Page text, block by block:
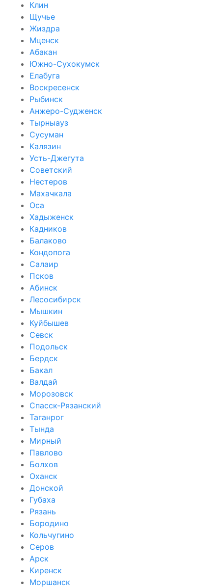
Клин
Щучье
Жиздра
Мценск
Абакан
Южно-Сухокумск
Елабуга
Воскресенск
Рыбинск
Анжеро-Судженск
Тырныауз
Сусуман
Калязин
Усть-Джегута
Советский
Нестеров
Махачкала
Оса
Хадыженск
Кадников
Балаково
Кондопога
Салаир
Псков
Абинск
Лесосибирск
Мышкин
Куйбышев
Севск
Подольск
Бердск
Бакал
Валдай
Морозовск
Спасск-Рязанский
Таганрог
Тында
Мирный
Павлово
Болхов
Оханск
Донской
Губаха
Рязань
Бородино
Кольчугино
Серов
Арск
Киренск
Моршанск